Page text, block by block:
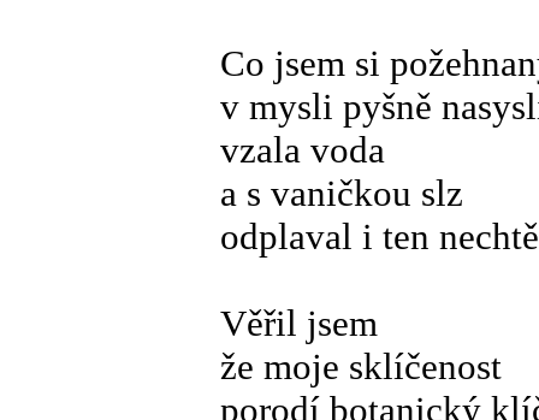
Co jsem si
v mysli pyšně
vzala voda
a s vaničkou slz
odplaval i ten
Věřil jsem
že moje sklíčenost
porodí botanický